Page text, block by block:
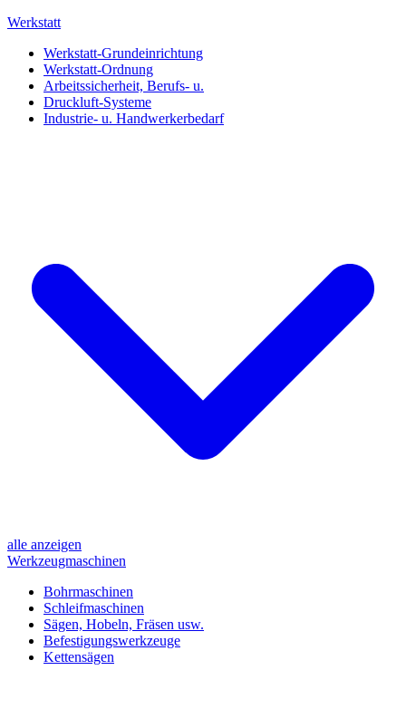
Werkstatt
Werkstatt-Grundeinrichtung
Werkstatt-Ordnung
Arbeitssicherheit, Berufs- u.
Druckluft-Systeme
Industrie- u. Handwerkerbedarf
alle anzeigen
Werkzeugmaschinen
Bohrmaschinen
Schleifmaschinen
Sägen, Hobeln, Fräsen usw.
Befestigungswerkzeuge
Kettensägen